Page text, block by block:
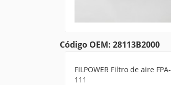
Código OEM: 28113B2000
FILPOWER Filtro de aire FPA-
111